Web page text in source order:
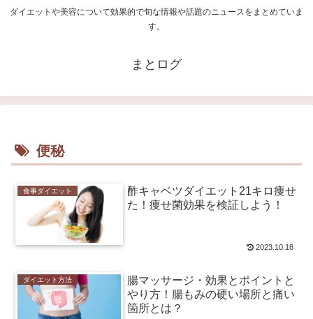
ダイエットや美容について効果的で旬な情報や話題のニュースをまとめていま
す。
まとログ
便秘
食事ダイエット
酢キャベツダイエット21キロ痩せ
た！痩せ菌効果を検証しよう！
2023.10.18
ダイエット方法
腸マッサージ・効果とポイントと
やり方！腸もみの硬い場所と痛い
箇所とは？